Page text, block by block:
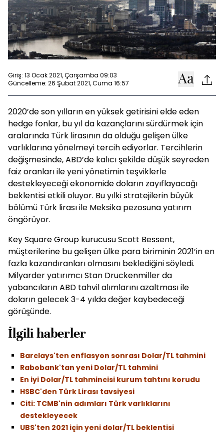
Giriş: 13 Ocak 2021, Çarşamba 09:03
Güncelleme: 26 Şubat 2021, Cuma 16:57
2020’de son yılların en yüksek getirisini elde eden
hedge fonlar, bu yıl da kazançlarını sürdürmek için
aralarında Türk lirasının da olduğu gelişen ülke
varlıklarına yönelmeyi tercih ediyorlar. Tercihlerin
değişmesinde, ABD’de kalıcı şekilde düşük seyreden
faiz oranları ile yeni yönetimin teşviklerle
destekleyeceği ekonomide doların zayıflayacağı
beklentisi etkili oluyor. Bu yılki stratejilerin büyük
bölümü Türk lirası ile Meksika pezosuna yatırım
öngörüyor.
Key Square Group kurucusu Scott Bessent,
müşterilerine bu gelişen ülke para biriminin 2021’in en
fazla kazandıranları olmasını beklediğini söyledi.
Milyarder yatırımcı Stan Druckenmiller da
yabancıların ABD tahvil alımlarını azaltması ile
doların gelecek 3-4 yılda değer kaybedeceği
görüşünde.
İlgili haberler
Barclays'ten enflasyon sonrası Dolar/TL tahmini
Rabobank'tan yeni Dolar/TL tahmini
En iyi Dolar/TL tahmincisi kurum tahtını korudu
HSBC'den Türk Lirası tavsiyesi
Citi: TCMB'nin adımları Türk varlıklarını
destekleyecek
UBS'ten 2021 için yeni dolar/TL beklentisi